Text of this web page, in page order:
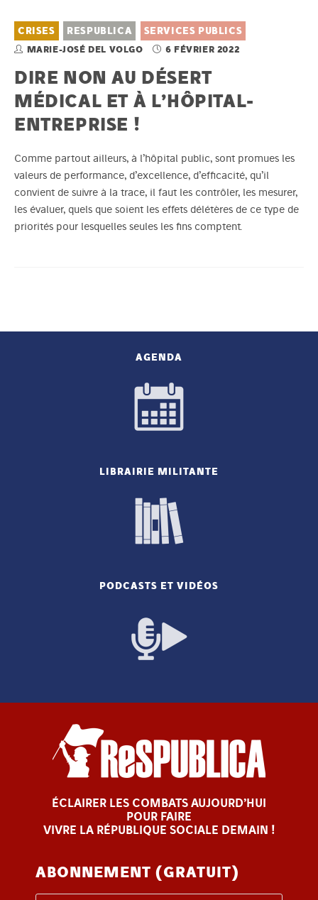
CRISES RESPUBLICA SERVICES PUBLICS
MARIE-JOSÉ DEL VOLGO 6 FÉVRIER 2022
DIRE NON AU DÉSERT
MÉDICAL ET À L’HÔPITAL-
ENTREPRISE !
Comme partout ailleurs, à l’hôpital public, sont promues les
valeurs de performance, d’excellence, d’efficacité, qu’il
convient de suivre à la trace, il faut les contrôler, les mesurer,
les évaluer, quels que soient les effets délétères de ce type de
priorités pour lesquelles seules les fins comptent.
AGENDA
LIBRAIRIE MILITANTE
PODCASTS ET VIDÉOS
ÉCLAIRER LES COMBATS AUJOURD’HUI
POUR FAIRE
VIVRE LA RÉPUBLIQUE SOCIALE DEMAIN !
ABONNEMENT (GRATUIT)